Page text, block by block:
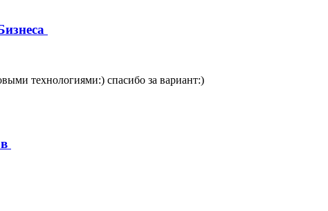
технологиями:) спасибо за вариант:)